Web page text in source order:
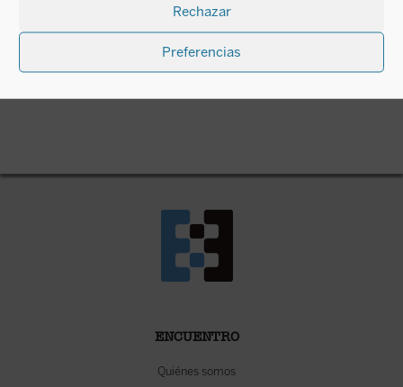
Rechazar
Preferencias
ENCUENTRO
Quiénes somos